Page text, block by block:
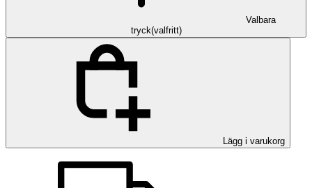
Valbara
tryck(valfritt)
Lägg i varukorg